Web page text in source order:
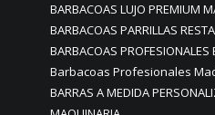
BARBACOAS LUJO PREMIUM
BARBACOAS PARRILLAS
BARBACOAS
Barbacoas Profesionales
BARRAS A MEDIDA